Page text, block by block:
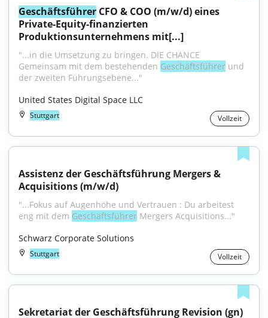
Geschäftsführer CFO & COO (m/w/d) eines
Private-Equity-finanzierten
Produktionsunternehmens mit[...]
"...in die Umsetzung zu bringen. DIE CHANCE
Gemeinsam mit dem bestehenden Geschäftsführer und
der zweiten Führungsebene..."
United States Digital Space LLC
Stuttgart Vollzeit
Assistenz der Geschäftsführung Mergers &
Acquisitions (m/w/d)
"...Fokus auf Augenhöhe und Vertrauen : Du arbeitest
eng mit dem Geschäftsführer Mergers Acquisitions..."
Schwarz Corporate Solutions
Stuttgart Vollzeit
Sekretariat der Geschäftsführung Revision (gn)